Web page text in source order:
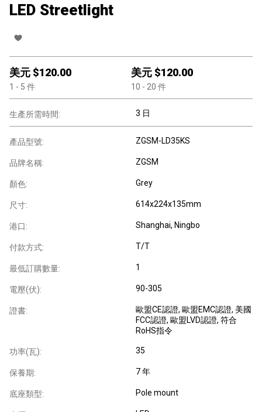
LED Streetlight
美元 $120.00
1 - 5 件
美元 $120.00
10 - 20 件
生產所需時間: 3 日
產品型號: ZGSM-LD35KS
品牌名稱: ZGSM
顏色: Grey
尺寸: 614x224x135mm
港口: Shanghai, Ningbo
付款方式: T/T
最低訂購數量: 1
電壓(伏): 90-305
證書: 歐盟CE認證, 歐盟EMC認證, 美國
FCC認證, 歐盟LVD認證, 符合
RoHS指令
功率(瓦): 35
保養期: 7 年
底座類型: Pole mount